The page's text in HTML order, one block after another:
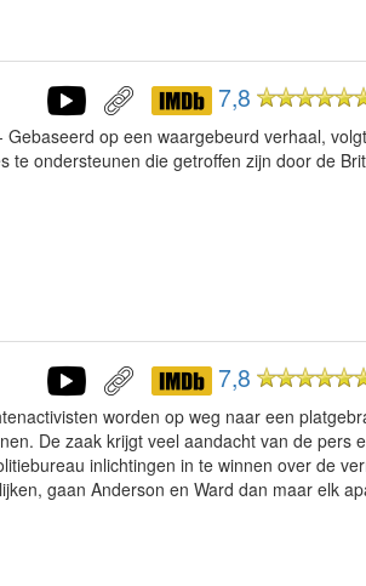
7,8
op een waargebeurd verhaal,
te ondersteunen die getroffen zijn door de
7,8
worden op weg naar een
De zaak krijgt veel aandacht van de pers
inlichtingen in te winnen over de
gaan Anderson en Ward dan maar elk